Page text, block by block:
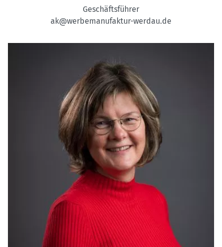
Geschäftsführer
ak@werbemanufaktur-werdau.de